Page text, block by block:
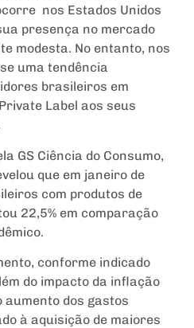
nos Estados Unidos
presença no mercado
modesta. No entanto, nos
uma tendência
brasileiros em
Label aos seus
GS Ciência do Consumo,
que em janeiro de
com produtos de
22,5% em comparação
conforme indicado
do impacto da inflação
aumento dos gastos
à aquisição de maiores